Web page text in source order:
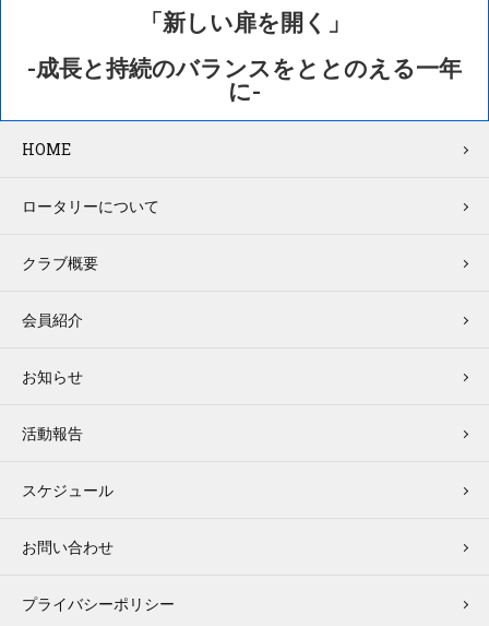
「新しい扉を開く」
-成長と持続のバランスをととのえる一年
に-
HOME
ロータリーについて
クラブ概要
会員紹介
お知らせ
活動報告
スケジュール
お問い合わせ
プライバシーポリシー